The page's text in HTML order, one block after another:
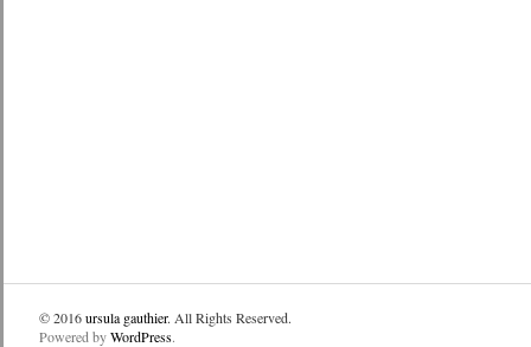
© 2016ursula gauthier. All Rights Reserved.
Powered byWordPress.